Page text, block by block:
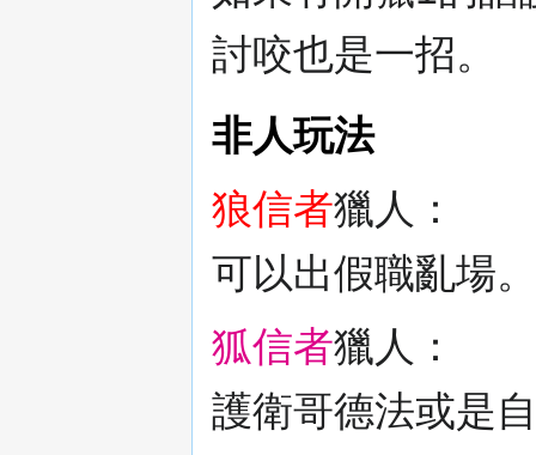
討咬也是一招。
非人玩法
狼信者獵人：
可以出假職亂場
狐信者獵人：
護衛哥德法或是